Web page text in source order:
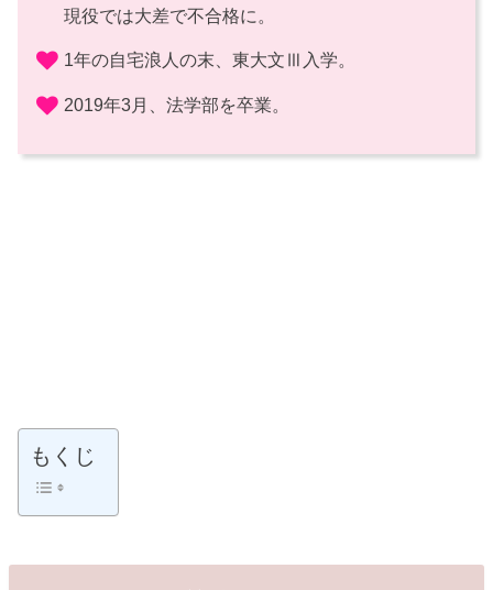
現役では大差で不合格に。
1年の自宅浪人の末、東大文Ⅲ入学。
2019年3月、法学部を卒業。
もくじ